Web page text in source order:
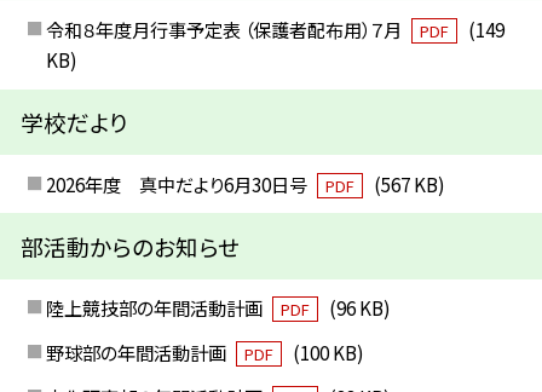
令和８年度月行事予定表 （保護者配布用）７月 PDF
(149
KB)
学校だより
2026年度 真中だより6月30日号 PDF (567 KB)
部活動からのお知らせ
陸上競技部の年間活動計画 PDF
(96 KB)
野球部の年間活動計画
PDF
(100 KB)